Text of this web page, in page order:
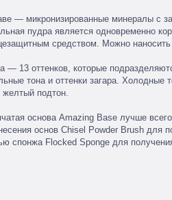
— микронизированные минералы с
пудра является одновременно
средством. Можно
— 13 оттенков, которые
тона и оттенки загара.
подтон.
основа Amazing Base лучше
основ Chisel Powder Brush для
спонжа Flocked Sponge для